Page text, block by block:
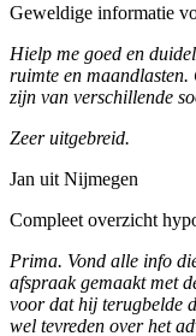
Geweldige informatie
Hielp me goed en
ruimte en
zijn van verschillende
Zeer uitgebreid.
Jan uit Nijmegen
Compleet overzicht
Prima. Vond alle info
afspraak gemaakt met
voor dat hij terugbelde
wel tevreden over het